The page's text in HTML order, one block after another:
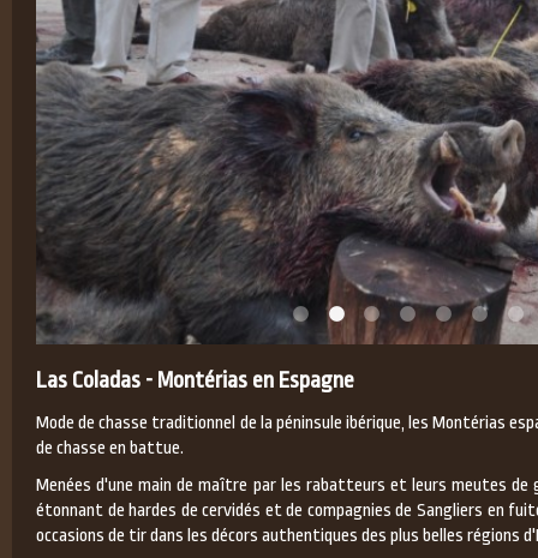
Las Coladas - Montérias en Espagne
Mode de chasse traditionnel de la péninsule ibérique, les Montérias
de chasse en battue.
Menées d'une main de maître par les rabatteurs et leurs meutes
étonnant de hardes de cervidés et de compagnies de Sangliers en
occasions de tir dans les décors authentiques des plus belles régions